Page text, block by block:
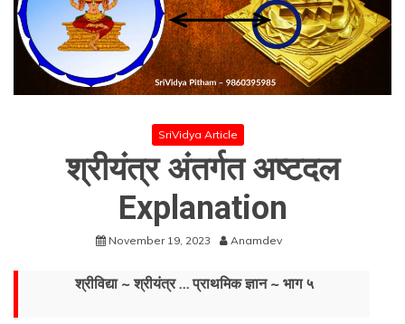
SriVidya Article
श्रीयंत्र अंतर्गत अष्टदल
Explanation
November 19, 2023 Anamdev
श्रीविद्या ~ श्रीयंत्र … प्राथमिक ज्ञान ~ भाग ५